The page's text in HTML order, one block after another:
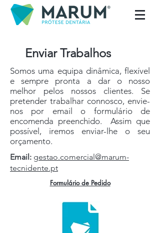
Enviar Trabalhos
Somos uma equipa dinâmica, flexível
e sempre pronta a dar o nosso
melhor pelos nossos clientes. Se
pretender trabalhar connosco, envie-
nos por email o formulário de
encomenda preenchido. Assim que
possível, iremos enviar-lhe o seu
orçamento.
Email: gestao.comercial@marum-
tecnidente.pt
Formulário de Pedido